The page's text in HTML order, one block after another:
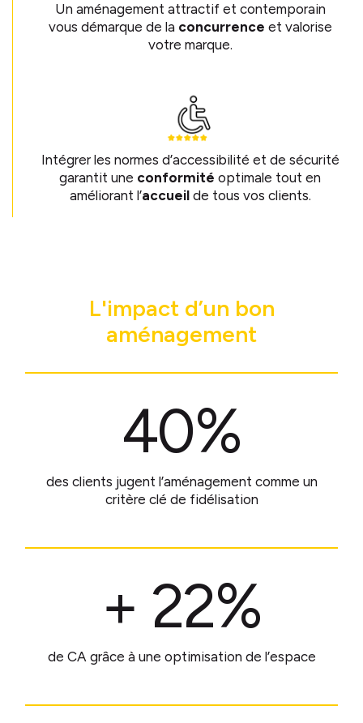
Un aménagement attractif et contemporain
vous démarque de la concurrence et valorise
votre marque.
Intégrer les normes d’accessibilité et de sécurité
garantit une conformité optimale tout en
améliorant l’accueilde tous vos clients.
L'impact d’un bon
aménagement
40%
des clients jugent l’aménagement comme un
critère clé de fidélisation
+ 22%
de CA grâce à une optimisation de l’espace